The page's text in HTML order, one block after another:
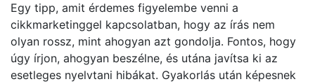
Egy tipp, amit érdemes figyelembe venni a
cikkmarketinggel kapcsolatban, hogy az írás nem
olyan rossz, mint ahogyan azt gondolja. Fontos, hogy
úgy írjon, ahogyan beszélne, és utána javítsa ki az
esetleges nyelvtani hibákat. Gyakorlás után képesnek